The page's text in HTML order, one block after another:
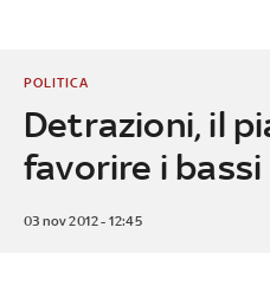
Detrazioni, il
favorire i
POLITICA
03 nov 2012 - 12:45